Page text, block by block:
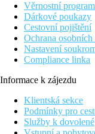
Věrnostní
Dárkové poukazy
Cestovní pojištění
Ochrana osobních
Nastavení
Compliance linka
Informace k zájezdu
Klientská sekce
Podmínky pro
Služby k dovolené